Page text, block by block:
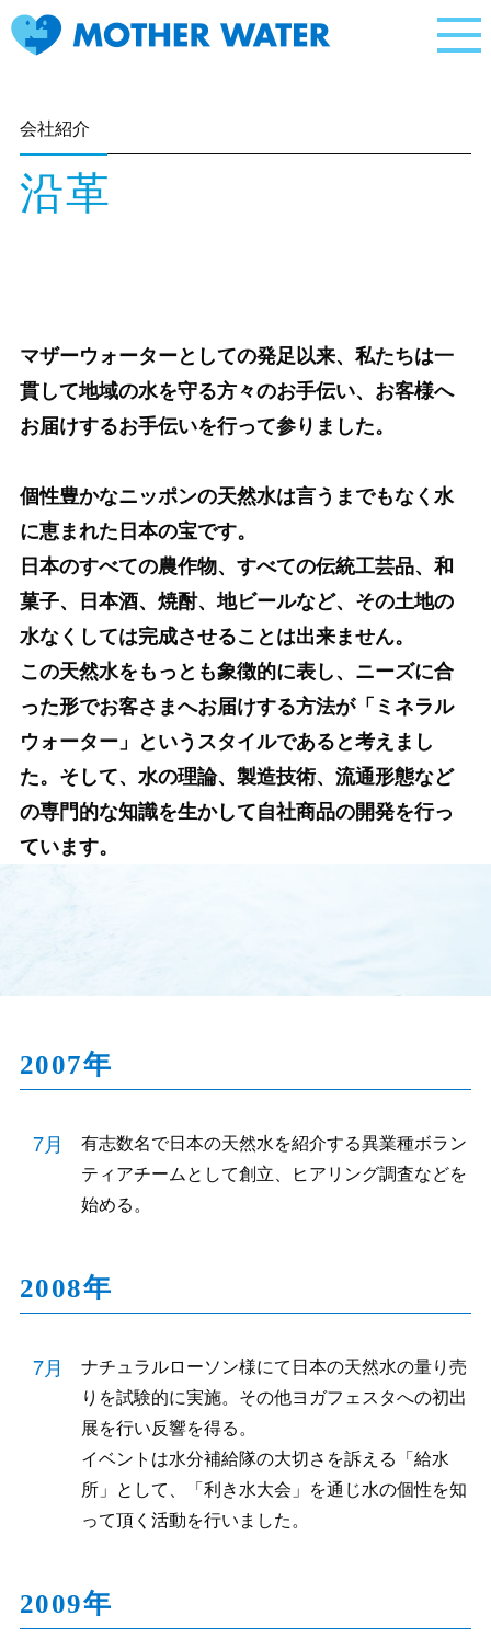
会社紹介
沿革
マザーウォーターとしての発足以来、私たちは一
貫して地域の水を守る方々のお手伝い、お客様へ
お届けするお手伝いを行って参りました。
個性豊かなニッポンの天然水は言うまでもなく水
に恵まれた日本の宝です。
日本のすべての農作物、すべての伝統工芸品、和
菓子、日本酒、焼酎、地ビールなど、その土地の
水なくしては完成させることは出来ません。
この天然水をもっとも象徴的に表し、ニーズに合
った形でお客さまへお届けする方法が「ミネラル
ウォーター」というスタイルであると考えまし
た。そして、水の理論、製造技術、流通形態など
の専門的な知識を生かして自社商品の開発を行っ
ています。
2007年
7月
有志数名で日本の天然水を紹介する異業種ボラン
ティアチームとして創立、ヒアリング調査などを
始める。
2008年
7月
ナチュラルローソン様にて日本の天然水の量り売
りを試験的に実施。その他ヨガフェスタへの初出
展を行い反響を得る。
イベントは水分補給隊の大切さを訴える「給水
所」として、「利き水大会」を通じ水の個性を知
って頂く活動を行いました。
2009年